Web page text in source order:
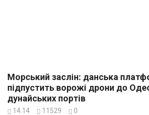
Морський заслін: данська
підпустить ворожі дрони до
дунайських портів
14:14 11529 0